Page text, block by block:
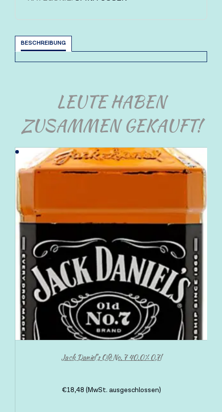
BESCHREIBUNG
LEUTE HABEN
ZUSAMMEN GEKAUFT!
Jack Daniel’s Old No. 7 40.0% 0,7l
€18,48 (MwSt. ausgeschlossen)